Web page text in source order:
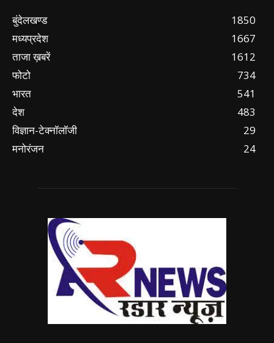
बुंदेलखण्ड
1850
मध्यप्रदेश
1667
ताजा ख़बरें
1612
फोटो
734
भारत
541
देश
483
विज्ञान-टेक्नॉलॉजी
29
मनोरंजन
24